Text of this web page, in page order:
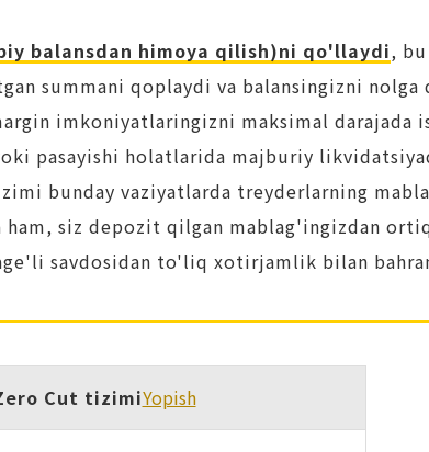
balansdan himoya qilish)ni qo'llaydi,
summani qoplaydi va balansingizni
imkoniyatlaringizni maksimal darajada
pasayishi holatlarida majburiy
bunday vaziyatlarda treyderlarning
siz depozit qilgan mablag'ingizdan
savdosidan to'liq xotirjamlik bilan
Cut tizimiYopish